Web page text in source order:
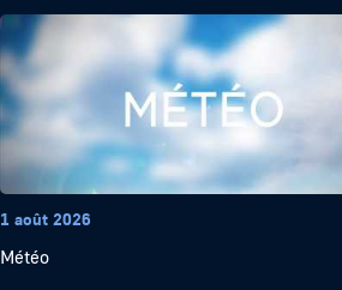
1 août 2026
Météo